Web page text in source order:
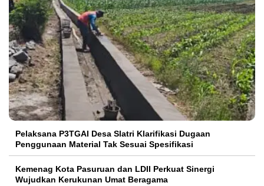
Pelaksana P3TGAI Desa Slatri Klarifikasi Dugaan
Penggunaan Material Tak Sesuai Spesifikasi
Kemenag Kota Pasuruan dan LDII Perkuat Sinergi
Wujudkan Kerukunan Umat Beragama